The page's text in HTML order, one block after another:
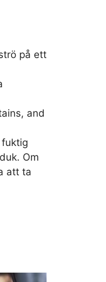
på ett
and
Om
att ta